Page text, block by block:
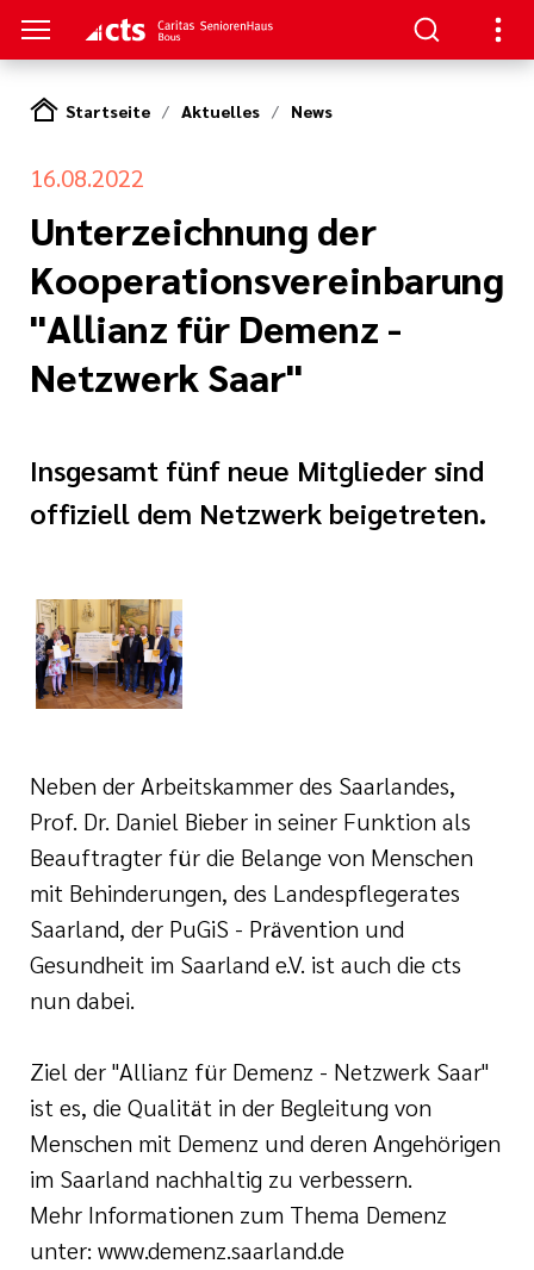
Arbeit
der cts
Pflege
Jahr
Startseite Aktuelles News
16.08.2022
Unterzeichnung der
Kooperationsvereinbarung
"Allianz für Demenz -
Netzwerk Saar"
Insgesamt fünf neue Mitglieder sind
offiziell dem Netzwerk beigetreten.
Neben der Arbeitskammer des Saarlandes,
Prof. Dr. Daniel Bieber in seiner Funktion als
Beauftragter für die Belange von Menschen
mit Behinderungen, des Landespflegerates
Saarland, der PuGiS - Prävention und
Gesundheit im Saarland e.V. ist auch die cts
nun dabei.
Ziel der "Allianz für Demenz - Netzwerk Saar"
ist es, die Qualität in der Begleitung von
Menschen mit Demenz und deren Angehörigen
im Saarland nachhaltig zu verbessern.
Mehr Informationen zum Thema Demenz
unter: www.demenz.saarland.de